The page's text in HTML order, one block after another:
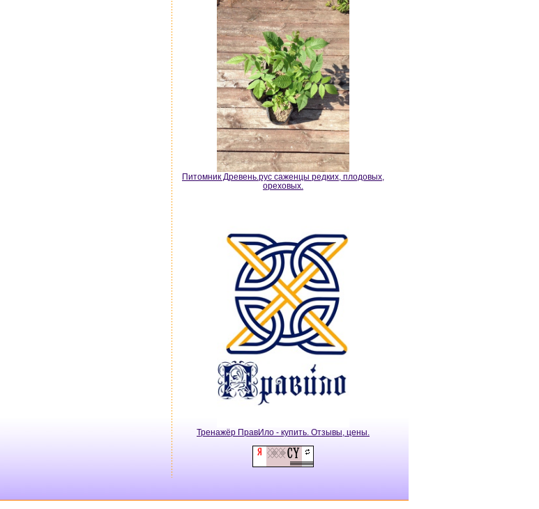
Питомник Древень.рус саженцы редких, плодовых,
ореховых.
Тренажёр ПравИло - купить. Отзывы, цены.